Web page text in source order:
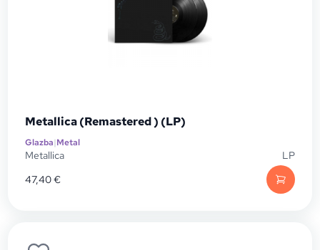
Metallica (Remastered ) (LP)
Glazba|Metal
Metallica
LP
47,40€